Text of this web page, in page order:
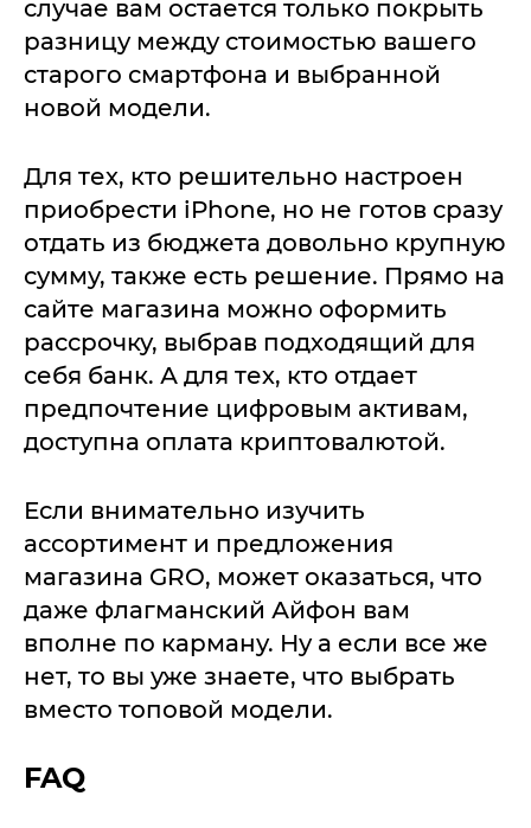
случае вам остается только покрыть
разницу между стоимостью вашего
старого смартфона и выбранной
новой модели.
Для тех, кто решительно настроен
приобрести iPhone, но не готов сразу
отдать из бюджета довольно крупную
сумму, также есть решение. Прямо на
сайте магазина можно оформить
рассрочку, выбрав подходящий для
себя банк. А для тех, кто отдает
предпочтение цифровым активам,
доступна оплата криптовалютой.
Если внимательно изучить
ассортимент и предложения
магазина GRO, может оказаться, что
даже флагманский Айфон вам
вполне по карману. Ну а если все же
нет, то вы уже знаете, что выбрать
вместо топовой модели.
FAQ